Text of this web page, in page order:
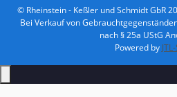
© Rheinstein - Keßler und Schmidt GbR
Bei Verkauf von
nach § 25a UStG
Powered by